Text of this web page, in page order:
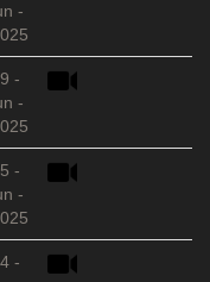
-
-
-
-
-
-